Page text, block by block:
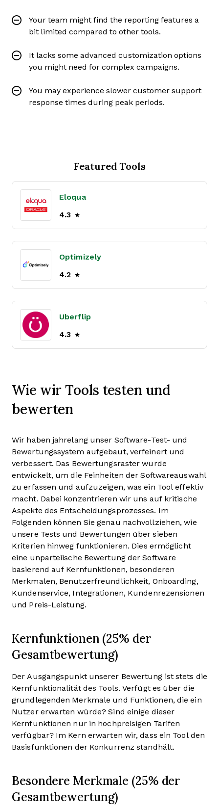
Your team might find the reporting features a
bit limited compared to other tools.
It lacks some advanced customization options
you might need for complex campaigns.
You may experience slower customer support
response times during peak periods.
Featured Tools
Eloqua
4.3
Optimizely
4.2
Uberflip
4.3
Wie wir Tools testen und
bewerten
Wir haben jahrelang unser Software-Test- und
Bewertungssystem aufgebaut, verfeinert und
verbessert. Das Bewertungsraster wurde
entwickelt, um die Feinheiten der Softwareauswahl
zu erfassen und aufzuzeigen, was ein Tool effektiv
macht. Dabei konzentrieren wir uns auf kritische
Aspekte des Entscheidungsprozesses. Im
Folgenden können Sie genau nachvollziehen, wie
unsere Tests und Bewertungen über sieben
Kriterien hinweg funktionieren. Dies ermöglicht
eine unparteiische Bewertung der Software
basierend auf Kernfunktionen, besonderen
Merkmalen, Benutzerfreundlichkeit, Onboarding,
Kundenservice, Integrationen, Kundenrezensionen
und Preis-Leistung.
Kernfunktionen (25% der
Gesamtbewertung)
Der Ausgangspunkt unserer Bewertung ist stets die
Kernfunktionalität des Tools. Verfügt es über die
grundlegenden Merkmale und Funktionen, die ein
Nutzer erwarten würde? Sind einige dieser
Kernfunktionen nur in hochpreisigen Tarifen
verfügbar? Im Kern erwarten wir, dass ein Tool den
Basisfunktionen der Konkurrenz standhält.
Besondere Merkmale (25% der
Gesamtbewertung)